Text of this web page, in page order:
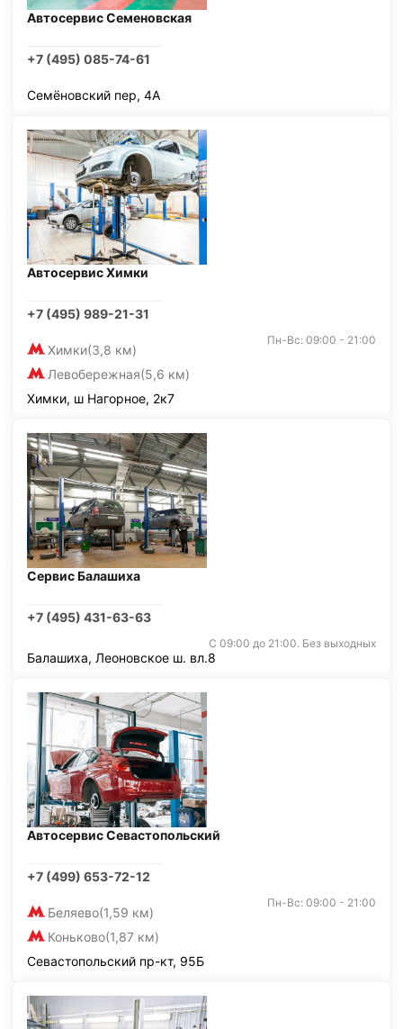
Автосервис Семеновская
+7 (495) 085-74-61
Семёновский пер, 4А
Автосервис Химки
+7 (495) 989-21-31
Химки(3,8 км)
Левобережная(5,6 км)
Пн-Вс: 09:00 - 21:00
Химки, ш Нагорное, 2к7
Сервис Балашиха
+7 (495) 431-63-63
С 09:00 до 21:00. Без выходных
Балашиха, Леоновское ш. вл.8
Автосервис Севастопольский
+7 (499) 653-72-12
Беляево(1,59 км)
Коньково(1,87 км)
Пн-Вс: 09:00 - 21:00
Севастопольский пр-кт, 95Б